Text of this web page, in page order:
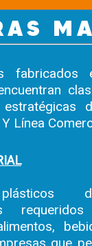
fabricados
Línea
que